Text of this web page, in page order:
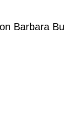
Barbara